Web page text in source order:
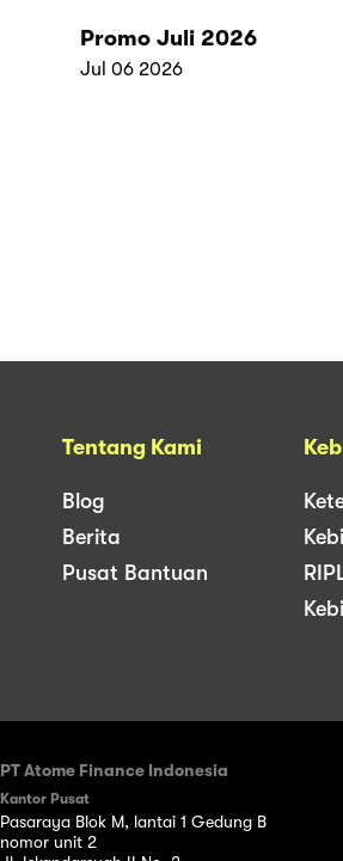
Promo Juli 2026
Jul 06 2026
Tentang Kami
Blog
Berita
Pusat Bantuan
PT Atome Finance Indonesia
Kantor Pusat
Pasaraya Blok M, lantai 1 Gedung B
nomor unit 2